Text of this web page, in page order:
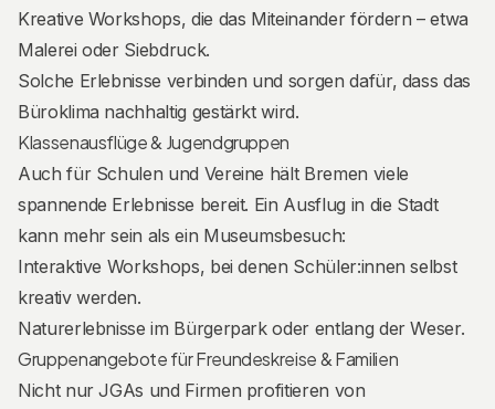
Kreative Workshops, die das Miteinander fördern – etwa
Malerei oder Siebdruck.
Solche Erlebnisse verbinden und sorgen dafür, dass das
Büroklima nachhaltig gestärkt wird.
Klassenausflüge & Jugendgruppen
Auch für Schulen und Vereine hält Bremen viele
spannende Erlebnisse bereit. Ein Ausflug in die Stadt
kann mehr sein als ein Museumsbesuch:
Interaktive Workshops, bei denen Schüler:innen selbst
kreativ werden.
Naturerlebnisse im Bürgerpark oder entlang der Weser.
Gruppenangebote für Freundeskreise & Familien
Nicht nur JGAs und Firmen profitieren von